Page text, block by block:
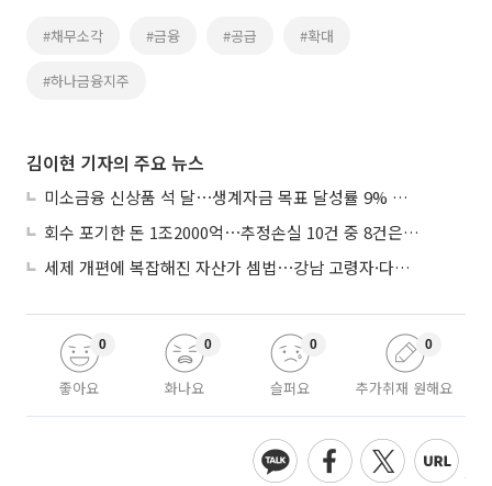
#채무소각 #금융 #공급 #확대
#하나금융지주
김이현 기자의 주요 뉴스
미소금융 신상품 석 달⋯생계자금 목표 달성률 9% 그쳐
회수 포기한 돈 1조2000억⋯추정손실 10건 중 8건은 기업대출
세제 개편에 복잡해진 자산가 셈법⋯강남 고령자·다주택자 ‘자산재편 고심’
좋아요
0
화나요
0
슬퍼요
0
추가취재 원해요
0